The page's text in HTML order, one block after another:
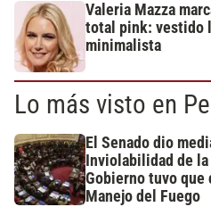
Valeria Mazza
total pink: vestido
minimalista
Lo más visto en
El Senado dio
Inviolabilidad de
Gobierno tuvo que
Manejo del Fuego